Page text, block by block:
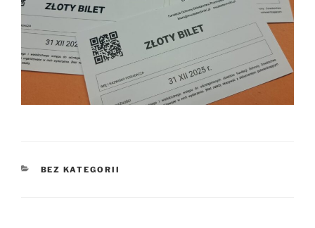
KATEGORIE
BEZ KATEGORII